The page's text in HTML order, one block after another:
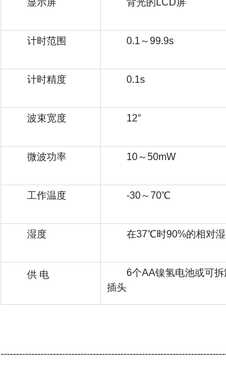
显示屏 背光的LCD屏
计时范围 0.1～99.9s
计时精度 0.1s
波束宽度 12°
微波功率 10～50mW
工作温度 -30～70℃
湿度 在37℃时90%的相对湿
供 电
6个AA镍氢电池或可拆
插头